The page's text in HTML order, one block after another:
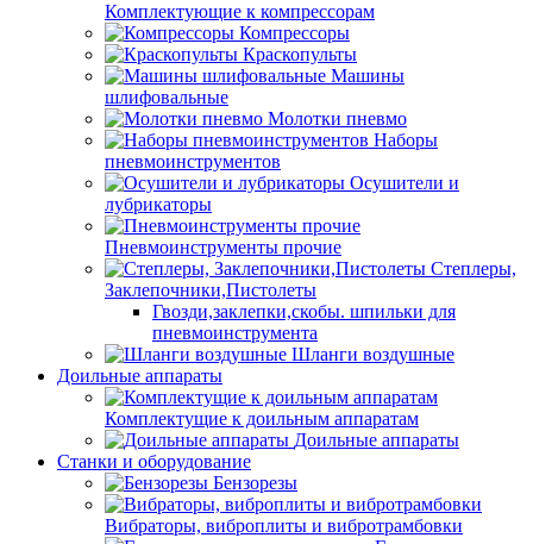
Комплектующие к компрессорам
Компрессоры
Краскопульты
Машины
шлифовальные
Молотки пневмо
Наборы
пневмоинструментов
Осушители и
лубрикаторы
Пневмоинструменты прочие
Степлеры,
Заклепочники,Пистолеты
Гвозди,заклепки,скобы. шпильки для
пневмоинструмента
Шланги воздушные
Доильные аппараты
Комплектущие к доильным аппаратам
Доильные аппараты
Станки и оборудование
Бензорезы
Вибраторы, виброплиты и вибротрамбовки